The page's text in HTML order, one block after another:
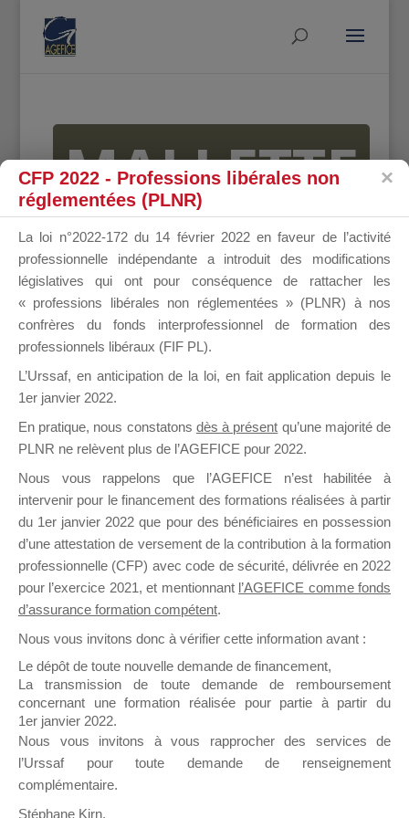
MALLETTE
DU
DIRIGEANT
il y a un mois
Ce groupe est destiné aux Organismes de
Formation qui souhaitent répondre à l’Appel à
Propositions Mallette du Dirigeant.
Ce groupe propose un forum dédié au support
sur lequel il est possible de laisser un message
ou poser une question.
NB : Il est nécessaire d’être
pouvoir rejoindre ce groupe
CFP 2022 - Professions libérales non
réglementées (PLNR)
La loi n°2022-172 du 14 février 2022 en faveur de l’activité
professionnelle indépendante a introduit des modifications
législatives qui ont pour conséquence de rattacher les
« professions libérales non réglementées » (PLNR) à nos
confrères du fonds interprofessionnel de formation des
professionnels libéraux (FIF PL).
L’Urssaf, en anticipation de la loi, en fait application depuis le
1er janvier 2022.
En pratique, nous constatons dès à présent qu’une majorité de
PLNR ne relèvent plus de l’AGEFICE pour 2022.
Nous vous rappelons que l’AGEFICE n’est habilitée à
intervenir pour le financement des formations réalisées à partir
du 1er janvier 2022 que pour des bénéficiaires en possession
d’une attestation de versement de la contribution à la formation
professionnelle (CFP) avec code de sécurité, délivrée en 2022
pour l’exercice 2021, et mentionnant l’AGEFICE comme fonds
d’assurance formation compétent.
Nous vous invitons donc à vérifier cette information avant :
Le dépôt de toute nouvelle demande de financement,
La transmission de toute demande de remboursement
concernant une formation réalisée pour partie à partir du
1er janvier 2022.
Nous vous invitons à vous rapprocher des services de
l’Urssaf pour toute demande de renseignement
complémentaire.
Stéphane Kirn,